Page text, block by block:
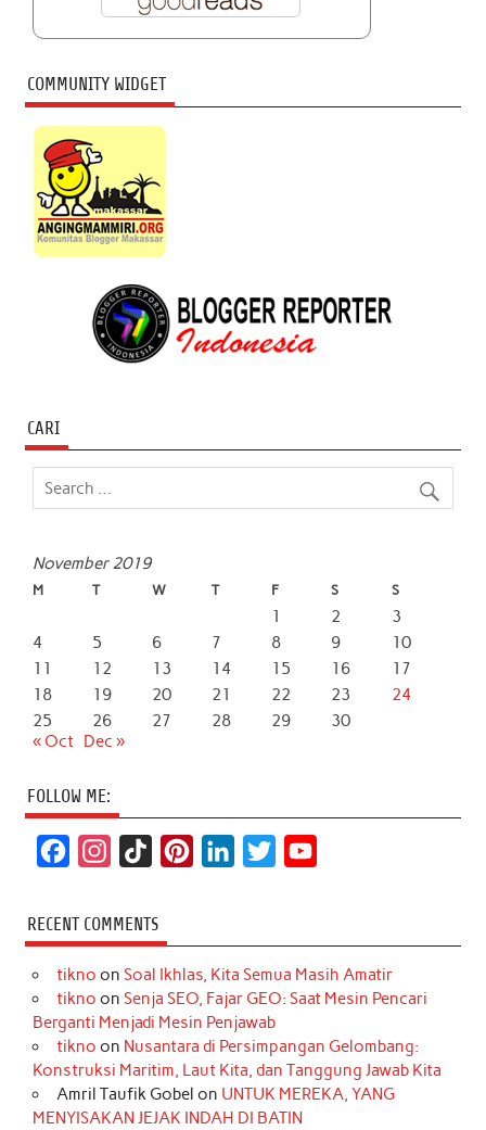
COMMUNITY WIDGET
CARI
November 2019
M T W T F S S
1 2
3
4
5 6 7 8 9
10
11
12 13 14 15 16
17
18
19 20 21 22 23
24
25
26 27 28 29
30
« Oct Dec »
FOLLOW ME:
c
e
b
o
k
s
t
a
r
a
m
k
T
o
k
t
e
e
s
t
k
e
d
I
n
t
t
r
T
u
e
RECENT COMMENTS
tikno on Soal Ikhlas, Kita Semua Masih Amatir
tikno on Senja SEO, Fajar GEO: Saat Mesin Pencari
Berganti Menjadi Mesin Penjawab
tikno on Nusantara di Persimpangan Gelombang:
Konstruksi Maritim, Laut Kita, dan Tanggung Jawab Kita
Amril Taufik Gobel on UNTUK MEREKA, YANG
MENYISAKAN JEJAK INDAH DI BATIN